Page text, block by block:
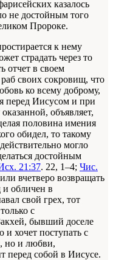
казалось
не достойным того
Пророке.
к нему
страдать через то
отчет в своем
своих сокровищ, что
ко всему доброму,
перед Иисусом и при
объявляет,
половина имения
обидел, то такому
могло
достойным
21:37. 22, 1–4; Чис.
вчетверо возвращать
обличен в
свой грех, тот
с
бывший доселе
и хочет поступать с
но и любви,
перед собой в Иисусе.